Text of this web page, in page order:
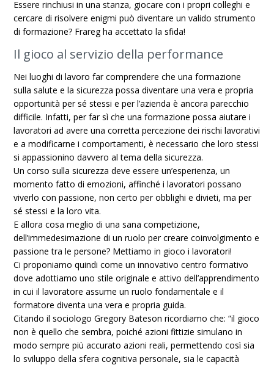
Essere rinchiusi in una stanza, giocare con i propri colleghi e
cercare di risolvere enigmi può diventare un valido strumento
di formazione? Frareg ha accettato la sfida!
Il gioco al servizio della performance
Nei luoghi di lavoro far comprendere che una formazione
sulla salute e la sicurezza possa diventare una vera e propria
opportunità per sé stessi e per l’azienda è ancora parecchio
difficile. Infatti, per far sì che una formazione possa aiutare i
lavoratori ad avere una corretta percezione dei rischi lavorativi
e a modificarne i comportamenti, è necessario che loro stessi
si appassionino davvero al tema della sicurezza.
Un corso sulla sicurezza deve essere un’esperienza, un
momento fatto di emozioni, affinché i lavoratori possano
viverlo con passione, non certo per obblighi e divieti, ma per
sé stessi e la loro vita.
E allora cosa meglio di una sana competizione,
dell’immedesimazione di un ruolo per creare coinvolgimento e
passione tra le persone? Mettiamo in gioco i lavoratori!
Ci proponiamo quindi come un innovativo centro formativo
dove adottiamo uno stile originale e attivo dell’apprendimento
in cui il lavoratore assume un ruolo fondamentale e il
formatore diventa una vera e propria guida.
Citando il sociologo Gregory Bateson ricordiamo che: “il gioco
non è quello che sembra, poiché azioni fittizie simulano in
modo sempre più accurato azioni reali, permettendo così sia
lo sviluppo della sfera cognitiva personale, sia le capacità